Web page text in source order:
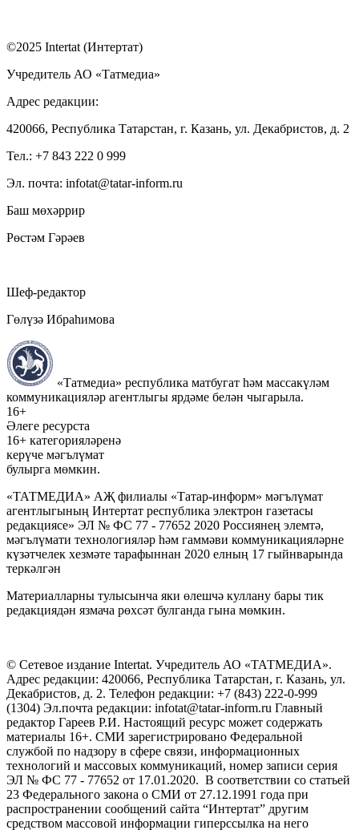
©2025 Intertat (Интертат)
Учредитель АО «Татмедиа»
Адрес редакции:
420066, Республика Татарстан, г. Казань, ул. Декабристов, д. 2
Тел.: +7 843 222 0 999
Эл. почта: infotat@tatar-inform.ru
Баш мөхәррир
Рөстәм Гәрәев
Шеф-редактор
Гөлүзә Ибраһимова
«Татмедиа» республика матбугат һәм массакүләм
коммуникацияләр агентлыгы ярдәме белән чыгарыла.
16+
Әлеге ресурста
16+ категорияләренә
керүче мәгълүмат
булырга мөмкин.
«ТАТМЕДИА» АҖ филиалы «Татар-информ» мәгълүмат
агентлыгының Интертат республика электрон газетасы
редакциясе» ЭЛ № ФС 77 - 77652 2020 Россиянең элемтә,
мәгълүмати технологияләр һәм гаммәви коммуникацияләрне
күзәтчелек хезмәте тарафыннан 2020 елның 17 гыйнварында
теркәлгән
Материалларны тулысынча яки өлешчә куллану бары тик
редакциядән язмача рөхсәт булганда гына мөмкин.
© Сетевое издание Intertat. Учредитель АО «ТАТМЕДИА».
Адрес редакции: 420066, Республика Татарстан, г. Казань, ул.
Декабристов, д. 2. Телефон редакции: +7 (843) 222-0-999
(1304) Эл.почта редакции: infotat@tatar-inform.ru Главный
редактор Гареев Р.И. Настоящий ресурс может содержать
материалы 16+. СМИ зарегистрировано Федеральной
службой по надзору в сфере связи, информационных
технологий и массовых коммуникаций, номер записи серия
ЭЛ № ФС 77 - 77652 от 17.01.2020. В соответствии со статьей
23 Федерального закона о СМИ от 27.12.1991 года при
распространении сообщений сайта “Интертат” другим
средством массовой информации гиперссылка на него